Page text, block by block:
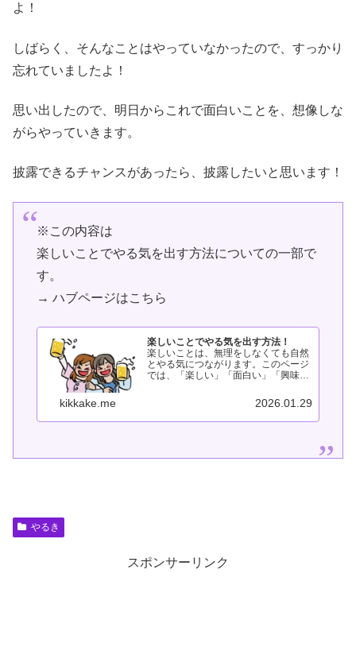
よ！
しばらく、そんなことはやっていなかったので、すっかり
忘れていましたよ！
思い出したので、明日からこれで面白いことを、想像しな
がらやっていきます。
披露できるチャンスがあったら、披露したいと思います！
※この内容は
楽しいことでやる気を出す方法についての一部で
す。
→ ハブページはこちら
楽しいことでやる気を出す方法！
楽しいことは、無理をしなくても自然
とやる気につながります。このページ
では、「楽しい」「面白い」「興味を
入り口に、やる気を引き出す方法をま
とめています。頑張らなくても動ける
感覚を、ここから探してみてくださ
kikkake.me 2026.01.29
やるき
スポンサーリンク